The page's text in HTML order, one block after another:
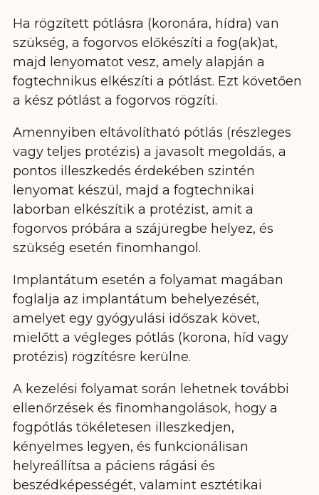
Ha rögzített pótlásra (koronára, hídra) van
szükség, a fogorvos előkészíti a fog(ak)at,
majd lenyomatot vesz, amely alapján a
fogtechnikus elkészíti a pótlást. Ezt követően
a kész pótlást a fogorvos rögzíti.
Amennyiben eltávolítható pótlás (részleges
vagy teljes protézis) a javasolt megoldás, a
pontos illeszkedés érdekében szintén
lenyomat készül, majd a fogtechnikai
laborban elkészítik a protézist, amit a
fogorvos próbára a szájüregbe helyez, és
szükség esetén finomhangol.
Implantátum esetén a folyamat magában
foglalja az implantátum behelyezését,
amelyet egy gyógyulási időszak követ,
mielőtt a végleges pótlás (korona, híd vagy
protézis) rögzítésre kerülne.
A kezelési folyamat során lehetnek további
ellenőrzések és finomhangolások, hogy a
fogpótlás tökéletesen illeszkedjen,
kényelmes legyen, és funkcionálisan
helyreállítsa a páciens rágási és
beszédképességét, valamint esztétikai